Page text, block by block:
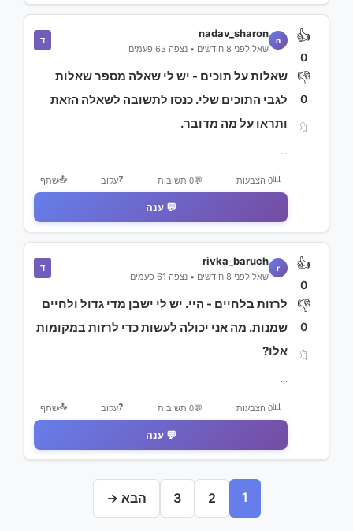
👍
0
👎
0
🔖
n
nadav_sharon
שאל לפני 8 חודשים • נצפה 63 פעמים
ד
שאלות על תוכים - יש לי שאלה מספר שאלות
לגבי התוכים שלי. כנסו לתשובה לשאלה הזאת
ותראו על מה מדובר.
...
📊0 הצבעות 💬0 תשובות ❓עקוב 📤שתף
💬 ענה
👍
0
👎
0
🔖
r
rivka_baruch
שאל לפני 8 חודשים • נצפה 61 פעמים
ד
לרזות בלחיים - היי. יש לי ישבן מדי גדול ולחיים
שמנות. מה אני יכולה לעשות כדי לרזות במקומות
אלו?
...
📊0 הצבעות 💬0 תשובות ❓עקוב 📤שתף
💬 ענה
1
2
3 הבא →